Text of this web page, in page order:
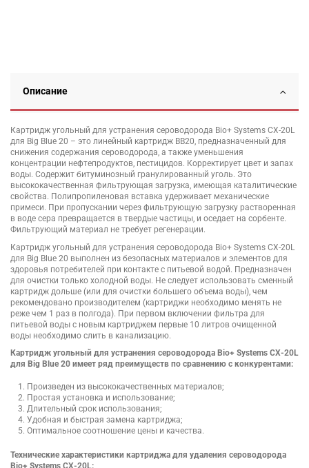
Описание
Картридж угольный для устранения сероводорода Bio+ Systems СХ-20L
для Big Blue 20 – это линейный картридж ВВ20, предназначенный для
снижения содержания сероводорода, а также уменьшения
концентрации нефтепродуктов, пестицидов. Корректирует цвет и запах
воды. Содержит битуминозный гранулированный уголь. Это
высококачественная фильтрующая загрузка, имеющая каталитические
свойства. Полипропиленовая вставка удерживает механические
примеси. При пропускании через фильтрующую загрузку растворенная
в воде сера превращается в твердые частицы, и оседает на сорбенте.
Фильтрующий материал не требует регенерации.
Картридж угольный для устранения сероводорода Bio+ Systems СХ-20L
для Big Blue 20 выполнен из безопасных материалов и элементов для
здоровья потребителей при контакте с питьевой водой. Предназначен
для очистки только холодной воды. Не следует использовать сменный
картридж дольше (или для очистки большего объема воды), чем
рекомендовано производителем (картриджи необходимо менять не
реже чем 1 раз в полгода). При первом включении фильтра для
питьевой воды с новым картриджем первые 10 литров очищенной
воды необходимо слить в канализацию.
Картридж угольный для устранения сероводорода Bio+ Systems СХ-20L
для Big Blue 20 имеет ряд преимуществ по сравнению с конкурентами:
Произведен из высококачественных материалов;
Простая установка и использование;
Длительный срок использования;
Удобная и быстрая замена картриджа;
Оптимальное соотношение цены и качества.
Технические характеристики картриджа для удаления сероводорода
Bio+ Systems СХ-20L: